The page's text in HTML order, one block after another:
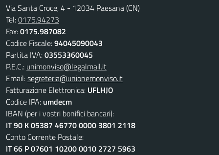
Via Santa Croce, 4 - 12034 Paesana (CN)
Tel:0175.94273
Fax:0175.987082
Codice Fiscale:94045090043
Partita IVA:03553360045
P.E.C.: unimonviso@legalmail.it
Email:segreteria@unionemonviso.it
Fatturazione Elettronica: UFLHJO
Codice IPA: umdecm
IBAN (per i vostri bonifici bancari):
IT 90 K 05387 46770 0000 3801 2118
Conto Corrente Postale:
IT 66 P 07601 10200 0010 2727 5963